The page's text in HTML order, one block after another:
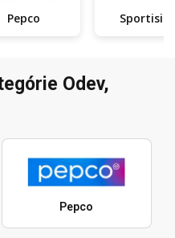
Pepco
Odev,
Pepco